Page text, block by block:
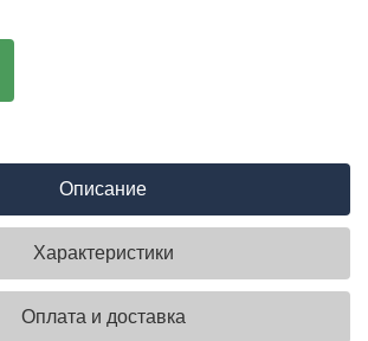
Описание
Характеристики
Оплата и доставка